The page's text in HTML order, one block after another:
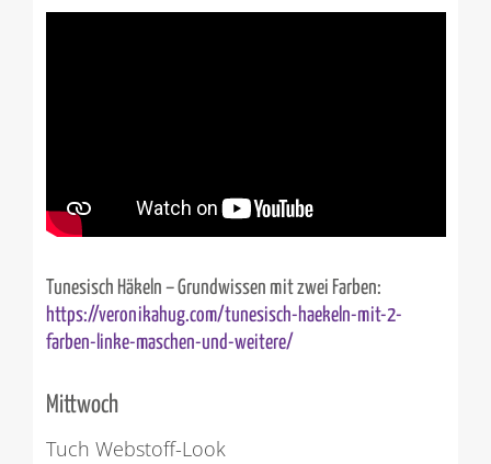
Tunesisch Häkeln – Grundwissen mit zwei Farben:
https://veronikahug.com/tunesisch-haekeln-mit-2-
farben-linke-maschen-und-weitere/
Mittwoch
Tuch Webstoff-Look